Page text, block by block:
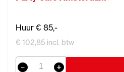
Huur € 85,-
€ 102,85 incl. btw